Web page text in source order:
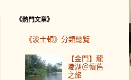
《熱門文章》
《波士頓》分類總覽
【金門】龍
陵湖＠懷舊
之旅